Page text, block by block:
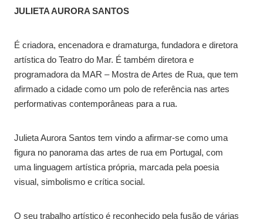
JULIETA AURORA SANTOS
É criadora, encenadora e dramaturga, fundadora e diretora
artística do Teatro do Mar. É também diretora e
programadora da MAR – Mostra de Artes de Rua, que tem
afirmado a cidade como um polo de referência nas artes
performativas contemporâneas para a rua.
Julieta Aurora Santos tem vindo a afirmar-se como uma
figura no panorama das artes de rua em Portugal, com
uma linguagem artística própria, marcada pela poesia
visual, simbolismo e crítica social.​
O seu trabalho artístico é reconhecido pela fusão de várias